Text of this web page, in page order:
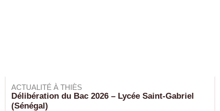
ACTUALITÉ À THIÈS
Délibération du Bac 2026 – Lycée Saint-Gabriel
(Sénégal)